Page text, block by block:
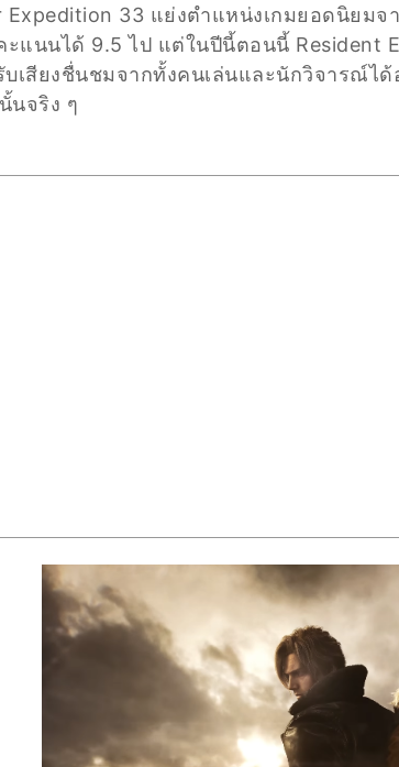
Expedition 33 แย่งตำแหน่งเกมยอดนิยมจ
ะแนนได้ 9.5 ไป แต่ในปีนี้ตอนนี้ Resident
บเสียงชื่นชมจากทั้งคนเล่นและนักวิจารณ์ไ
นจริง ๆ